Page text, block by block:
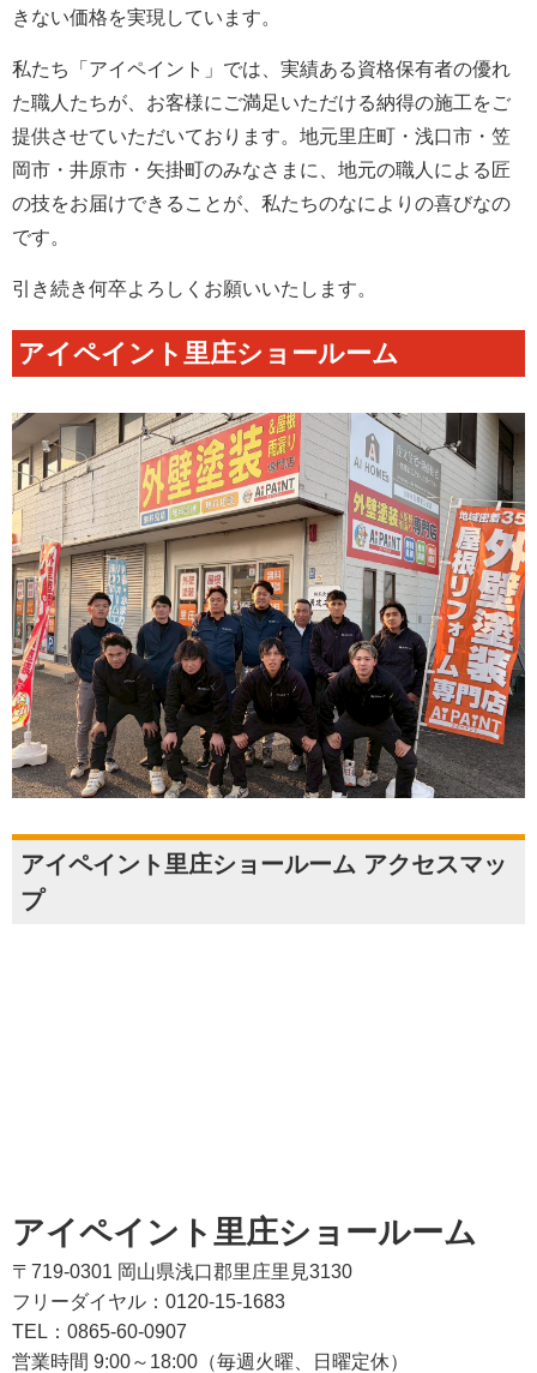
きない価格を実現しています。
私たち「アイペイント」では、実績ある資格保有者の優れ
た職人たちが、お客様にご満足いただける納得の施工をご
提供させていただいております。地元里庄町・浅口市・笠
岡市・井原市・矢掛町のみなさまに、地元の職人による匠
の技をお届けできることが、私たちのなによりの喜びなの
です。
引き続き何卒よろしくお願いいたします。
アイペイント里庄ショールーム
アイペイント里庄ショールーム アクセスマッ
プ
アイペイント里庄ショールーム
〒719-0301 岡山県浅口郡里庄里見3130
フリーダイヤル：0120-15-1683
TEL：0865-60-0907
営業時間 9:00～18:00（毎週火曜、日曜定休）